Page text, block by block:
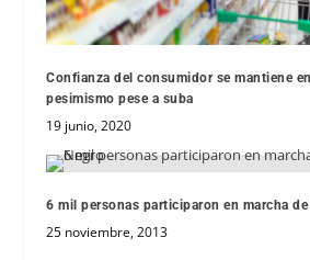
Confianza del consumidor se mantiene
pesimismo pese a suba
19 junio, 2020
6 mil personas participaron en marcha
25 noviembre, 2013